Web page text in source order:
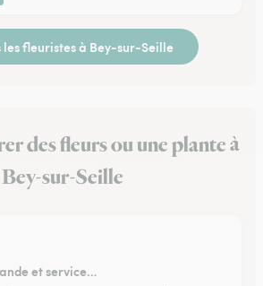
les fleuristes à Bey-sur-Seille
des fleurs ou une plante à
Bey-sur-Seille
et service…